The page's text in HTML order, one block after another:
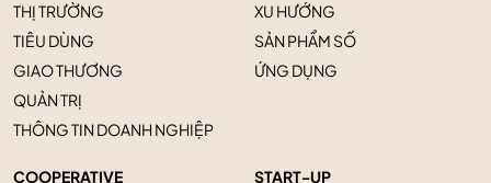
THỊ TRƯỜNG
TIÊU DÙNG
GIAO THƯƠNG
QUẢN TRỊ
THÔNG TIN DOANH NGHIỆP
XU HƯỚNG
SẢN PHẨM SỐ
ỨNG DỤNG
COOPERATIVE
START-UP